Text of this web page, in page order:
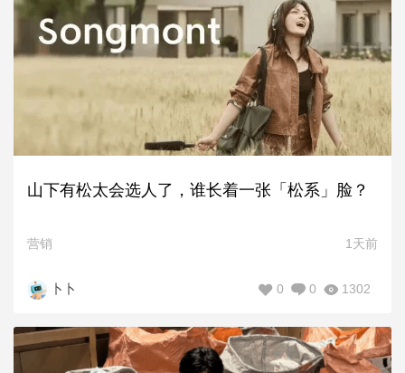
山下有松太会选人了，谁长着一张「松系」脸？
营销 1天前
卜卜 1302
0
0